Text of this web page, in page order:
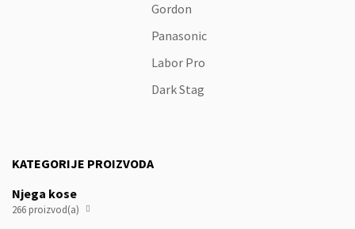
Gordon
Panasonic
Labor Pro
Dark Stag
KATEGORIJE PROIZVODA
Njega kose
266 proizvod(a) 